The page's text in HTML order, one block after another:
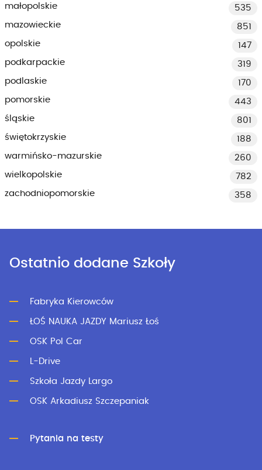
małopolskie
535
mazowieckie
851
opolskie
147
podkarpackie
319
podlaskie
170
pomorskie
443
śląskie
801
świętokrzyskie
188
warmińsko-mazurskie
260
wielkopolskie
782
zachodniopomorskie
358
Ostatnio dodane Szkoły
Fabryka Kierowców
ŁOŚ NAUKA JAZDY Mariusz Łoś
OSK Pol Car
L-Drive
Szkoła Jazdy Largo
OSK Arkadiusz Szczepaniak
Pytania na testy